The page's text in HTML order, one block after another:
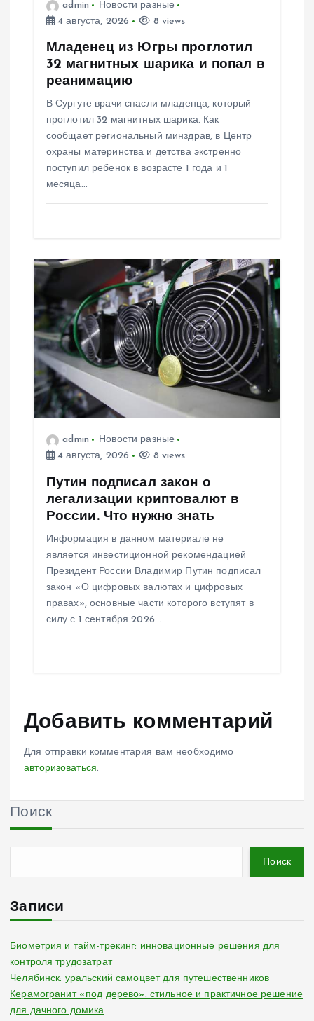
admin
Новости разные
4 августа, 2026
8 views
Младенец из Югры проглотил
32 магнитных шарика и попал в
реанимацию
В Сургуте врачи спасли младенца, который
проглотил 32 магнитных шарика. Как
сообщает региональный минздрав, в Центр
охраны материнства и детства экстренно
поступил ребенок в возрасте 1 года и 1
месяца…
admin
Новости разные
4 августа, 2026
8 views
Путин подписал закон о
легализации криптовалют в
России. Что нужно знать
Информация в данном материале не
является инвестиционной рекомендацией
Президент России Владимир Путин подписал
закон «О цифровых валютах и цифровых
правах», основные части которого вступят в
силу с 1 сентября 2026…
Добавить комментарий
Для отправки комментария вам необходимо
авторизоваться.
Поиск
Поиск
Записи
Биометрия и тайм-трекинг: инновационные решения для
контроля трудозатрат
Челябинск: уральский самоцвет для путешественников
Керамогранит «под дерево»: стильное и практичное решение
для дачного домика